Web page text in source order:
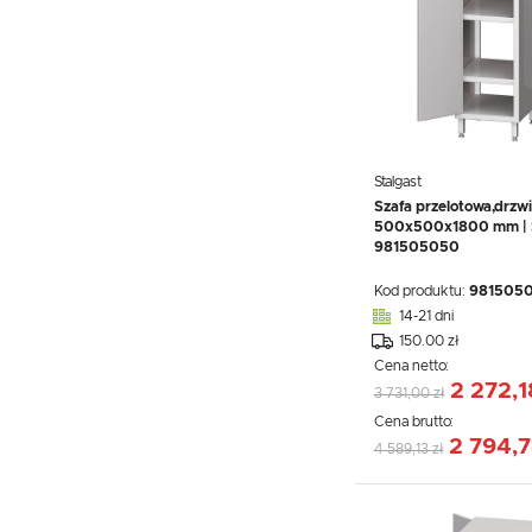
Stalgast
Szafa
500x500x1800 mm |
981505050
Kod produktu:
14-21 dni
150.00 zł
Cena netto:
3 731,00 zł 2
Cena brutto:
4 589,13 zł 2